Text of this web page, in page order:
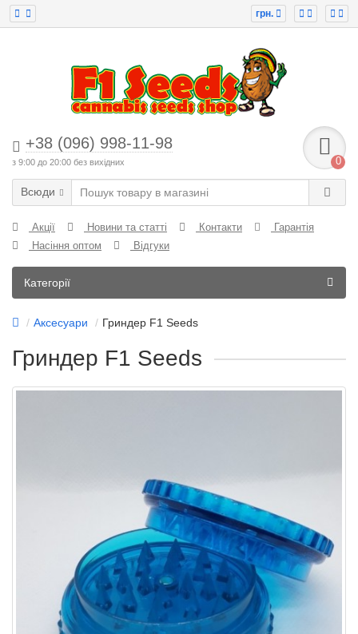
грн.
+38 (096) 998-11-98
з 9:00 до 20:00 без вихідних 0
Всюди
Акції Новини та статті Контакти
Гарантія
Насіння оптом
Відгуки
Категорії
Аксесуари Гриндер F1 Seeds
Гриндер F1 Seeds